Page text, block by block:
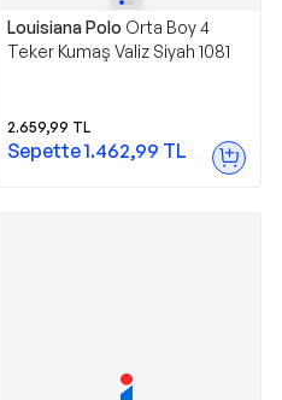
Louisiana Polo Orta Boy 4
Teker Kumaş Valiz Siyah 1081
2.659,99 TL
Sepette1.462,99 TL